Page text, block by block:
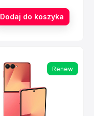
Dodaj do koszyka
Renew